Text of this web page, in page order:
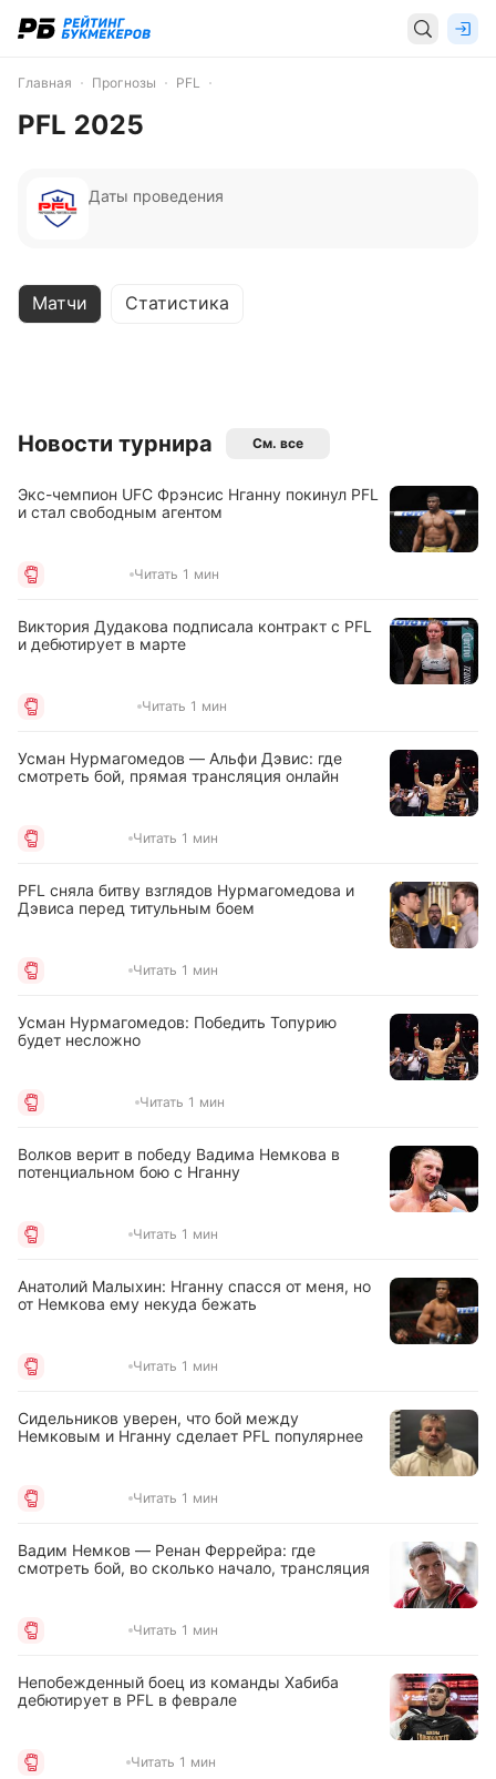
Главная Прогнозы PFL
PFL 2025
Даты проведения
Матчи Статистика
Новости турнира См. все
Экс-чемпион UFC Фрэнсис Нганну покинул PFL
и стал свободным агентом
Читать 1 мин
Виктория Дудакова подписала контракт с PFL
и дебютирует в марте
Читать 1 мин
Усман Нурмагомедов — Альфи Дэвис: где
смотреть бой, прямая трансляция онлайн
Читать 1 мин
PFL сняла битву взглядов Нурмагомедова и
Дэвиса перед титульным боем
Читать 1 мин
Усман Нурмагомедов: Победить Топурию
будет несложно
Читать 1 мин
Волков верит в победу Вадима Немкова в
потенциальном бою с Нганну
Читать 1 мин
Анатолий Малыхин: Нганну спасся от меня, но
от Немкова ему некуда бежать
Читать 1 мин
Сидельников уверен, что бой между
Немковым и Нганну сделает PFL популярнее
Читать 1 мин
Вадим Немков — Ренан Феррейра: где
смотреть бой, во сколько начало, трансляция
Читать 1 мин
Непобежденный боец из команды Хабиба
дебютирует в PFL в феврале
Читать 1 мин